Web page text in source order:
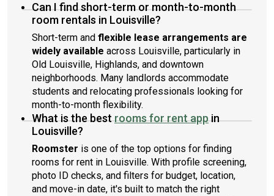
Can I find short-term or month-to-month
room rentals in Louisville?
Short-term and flexible lease arrangements are
widely available across Louisville, particularly in
Old Louisville, Highlands, and downtown
neighborhoods. Many landlords accommodate
students and relocating professionals looking for
month-to-month flexibility.
What is the bestrooms for rent appin
Louisville?
Roomster is one of the top options for finding
rooms for rent in Louisville. With profile screening,
photo ID checks, and filters for budget, location,
and move-in date, it's built to match the right